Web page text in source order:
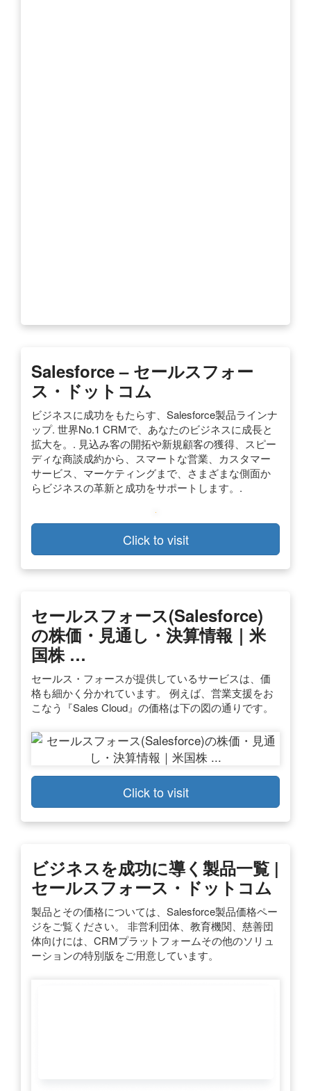
Salesforce – セールスフォー
ス・ドットコム
ビジネスに成功をもたらす、Salesforce製品ラインナ
ップ. 世界No.1 CRMで、あなたのビジネスに成長と
拡大を。. 見込み客の開拓や新規顧客の獲得、スピー
ディな商談成約から、スマートな営業、カスタマー
サービス、マーケティングまで、さまざまな側面か
らビジネスの革新と成功をサポートします。.
Click to visit
セールスフォース(Salesforce)
の株価・見通し・決算情報｜米
国株 …
セールス・フォースが提供しているサービスは、価
格も細かく分かれています。 例えば、営業支援をお
こなう『Sales Cloud』の価格は下の図の通りです。
Click to visit
ビジネスを成功に導く製品一覧 |
セールスフォース・ドットコム
製品とその価格については、Salesforce製品価格ペー
ジをご覧ください。 非営利団体、教育機関、慈善団
体向けには、CRMプラットフォームその他のソリュ
ーションの特別版をご用意しています。